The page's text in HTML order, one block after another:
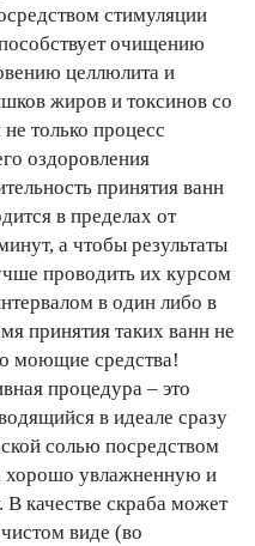
стимуляции
очищению
целлюлита и
жиров и токсинов со
только процесс
оздоровления
принятия ванн
в пределах от
а чтобы результаты
проводить их курсом
в один либо в
принятия таких ванн не
моющие средства!
процедура – это
в идеале сразу
солью посредством
хорошо увлажненную и
качестве скраба может
виде (во